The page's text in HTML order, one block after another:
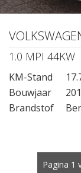
1.0 MPI 44KW
KM-Stand
Bouwjaar
Brandstof
Pagina 1